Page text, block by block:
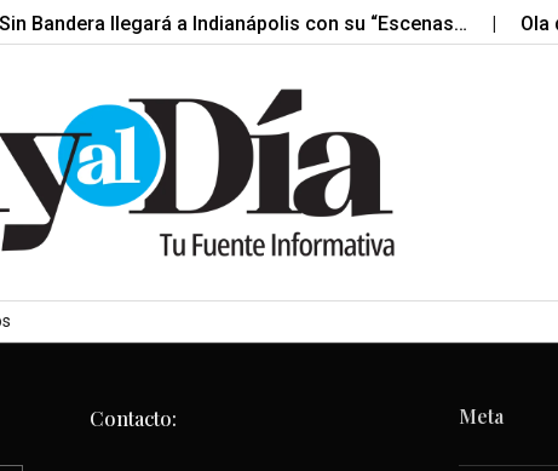
Sin Bandera llegará a Indianápolis con su “Escenas… Ola
Contacto: Meta